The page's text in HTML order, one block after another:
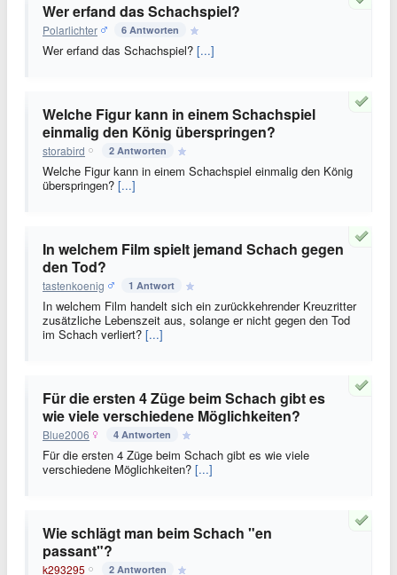
Wer erfand das Schachspiel?
Polarlichter 6 Antworten
Wer erfand das Schachspiel? [...]
Welche Figur kann in einem Schachspiel
einmalig den König überspringen?
storabird 2 Antworten
Welche Figur kann in einem Schachspiel einmalig den König
überspringen? [...]
In welchem Film spielt jemand Schach gegen
den Tod?
tastenkoenig 1 Antwort
In welchem Film handelt sich ein zurückkehrender Kreuzritter
zusätzliche Lebenszeit aus, solange er nicht gegen den Tod
im Schach verliert? [...]
Für die ersten 4 Züge beim Schach gibt es
wie viele verschiedene Möglichkeiten?
Blue2006 4 Antworten
Für die ersten 4 Züge beim Schach gibt es wie viele
verschiedene Möglichkeiten? [...]
Wie schlägt man beim Schach "en
passant"?
k293295 2 Antworten